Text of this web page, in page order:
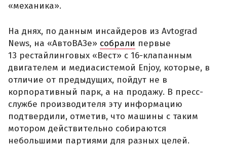
«механика».
На днях, по данным инсайдеров из Avtograd
News, на «АвтоВАЗе» собрали первые
13 рестайлинговых «Вест» с 16-клапанным
двигателем и медиасистемой Enjoy, которые, в
отличие от предыдущих, пойдут не в
корпоративный парк, а на продажу. В пресс-
службе производителя эту информацию
подтвердили, отметив, что машины с таким
мотором действительно собираются
небольшими партиями для разных целей.